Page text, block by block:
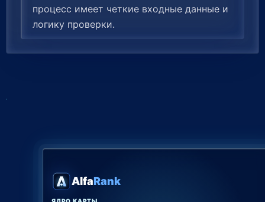
процесс имеет четкие входные данные и
логику проверки.
AlfaRank